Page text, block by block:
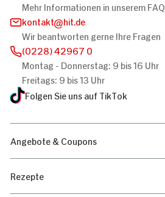
Mehr Informationen in unserem FAQ
kontakt
hit.de
Wir beantworten gerne Ihre Fragen
(0228) 42967 0
Montag - Donnerstag: 9 bis 16 Uhr
Freitags: 9 bis 13 Uhr
Folgen Sie uns auf TikTok
Angebote & Coupons
Rezepte